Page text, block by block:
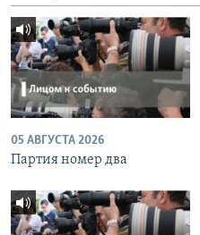
05 АВГУСТА 2026
Партия номер два